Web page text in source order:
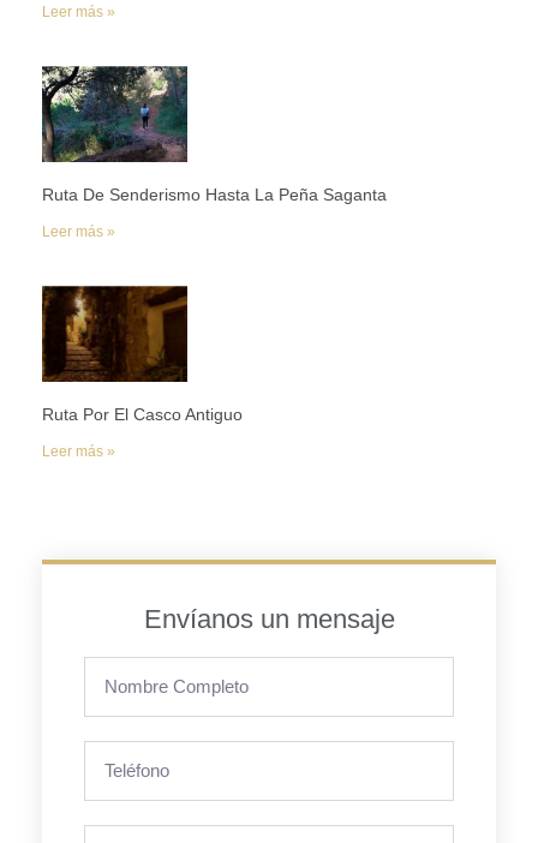
Leer más »
Ruta De Senderismo Hasta La Peña Saganta
Leer más »
Ruta Por El Casco Antiguo
Leer más »
Envíanos un mensaje